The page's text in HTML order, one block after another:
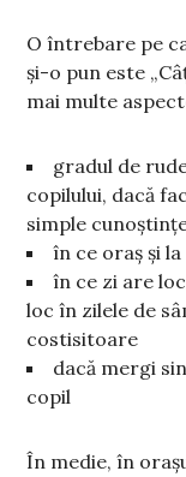
O întrebare pe
și-o pun este „
mai multe
gradul de
copilului, dacă
simple
în ce oraș și
în ce zi are
loc în zilele de
costisitoare
dacă mergi
copil
În medie, în